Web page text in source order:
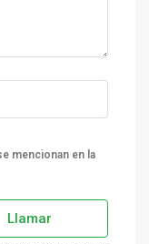
mencionan en la
Llamar